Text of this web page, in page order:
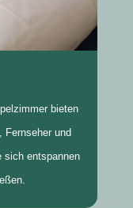
bieten
Fernseher und
sich entspannen